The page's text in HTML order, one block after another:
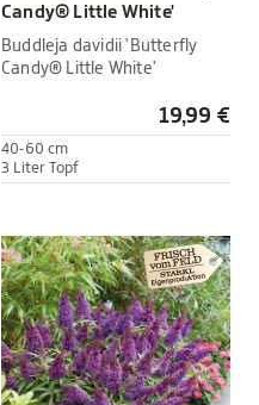
Candy® Little White'
Buddleja davidii 'Butterfly
Candy® Little White'
19,99 €
40-60 cm
3 Liter Topf